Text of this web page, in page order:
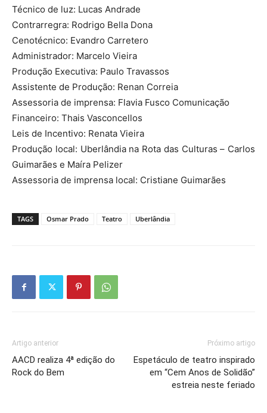
Técnico de luz: Lucas Andrade
Contrarregra: Rodrigo Bella Dona
Cenotécnico: Evandro Carretero
Administrador: Marcelo Vieira
Produção Executiva: Paulo Travassos
Assistente de Produção: Renan Correia
Assessoria de imprensa: Flavia Fusco Comunicação
Financeiro: Thais Vasconcellos
Leis de Incentivo: Renata Vieira
Produção local: Uberlândia na Rota das Culturas – Carlos
Guimarães e Maíra Pelizer
Assessoria de imprensa local: Cristiane Guimarães
TAGS Osmar Prado Teatro Uberlândia
Artigo anterior
AACD realiza 4ª edição do
Rock do Bem
Próximo artigo
Espetáculo de teatro inspirado
em “Cem Anos de Solidão”
estreia neste feriado